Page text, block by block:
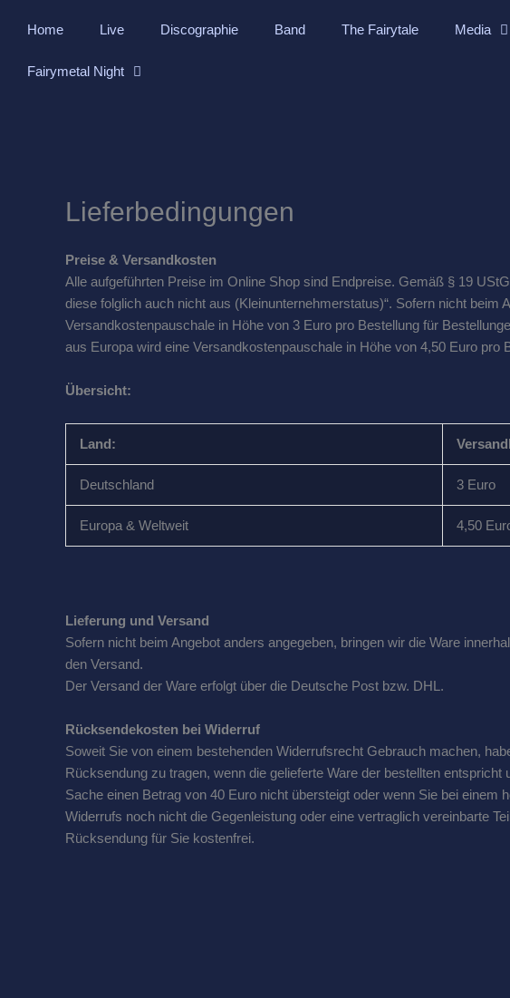
Home Live Discographie Band The Fairytale Media
Fairymetal Night
Lieferbedingungen
Preise & Versandkosten
Alle aufgeführten Preise im Online Shop sind Endpreise. Gemäß § 19
diese folglich auch nicht aus (Kleinunternehmerstatus)“. Sofern nicht beim
Versandkostenpauschale in Höhe von 3 Euro pro Bestellung für
aus Europa wird eine Versandkostenpauschale in Höhe von 4,50 Euro pro
Übersicht:
Land:
Deutschland 3 Euro
Europa & Weltweit 4,50
Lieferung und Versand
Sofern nicht beim Angebot anders angegeben, bringen wir die Ware
den Versand.
Der Versand der Ware erfolgt über die Deutsche Post bzw. DHL.
Rücksendekosten bei Widerruf
Soweit Sie von einem bestehenden Widerrufsrecht Gebrauch machen,
Rücksendung zu tragen, wenn die gelieferte Ware der bestellten
Sache einen Betrag von 40 Euro nicht übersteigt oder wenn Sie bei einem
Widerrufs noch nicht die Gegenleistung oder eine vertraglich vereinbarte
Rücksendung für Sie kostenfrei.